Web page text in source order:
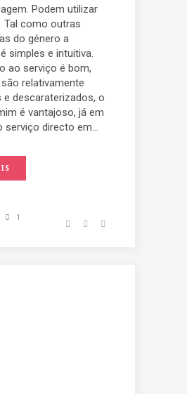
Podem utilizar
como outras
do género a
simples e intuitiva.
ao serviço é bom,
relativamente
e descaraterizados, o
é vantajoso, já em
serviço directo em...
1